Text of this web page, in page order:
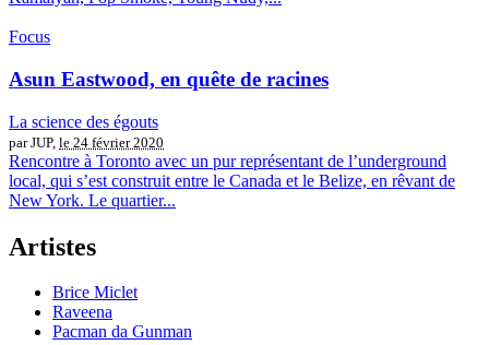
Focus
Asun Eastwood, en quête de racines
La science des égouts
par JUP, le 24 février 2020
Rencontre à Toronto avec un pur représentant de l’underground
local, qui s’est construit entre le Canada et le Belize, en rêvant de
New York. Le quartier...
Artistes
Brice Miclet
Raveena
Pacman da Gunman